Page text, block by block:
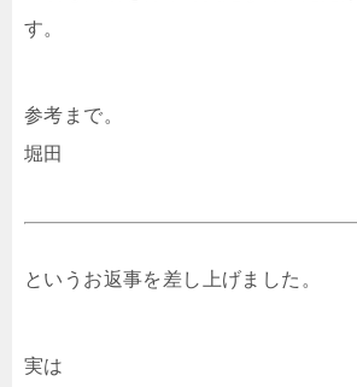
す。
参考まで。
堀田
というお返事を差し上げました。
実は